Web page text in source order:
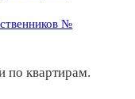
№
по квартирам.